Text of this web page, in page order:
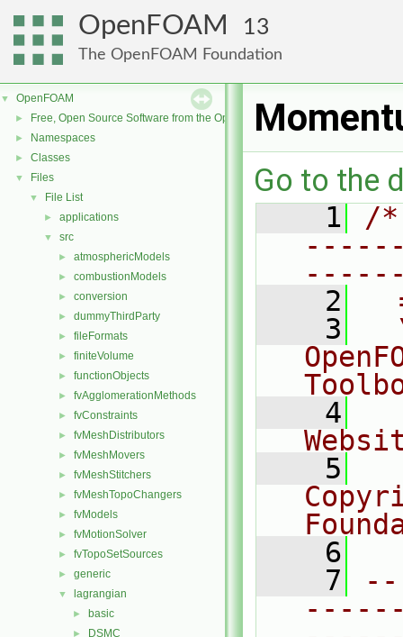
OpenFOAM 13
The OpenFOAM Foundation
▼ OpenFOAM
► Free, Open Source Software from the OpenFOAM Foundation
► Namespaces
► Classes
▼ Files
▼ File List
► applications
▼ src
► atmosphericModels
► combustionModels
► conversion
► dummyThirdParty
► fileFormats
► finiteVolume
► functionObjects
► fvAgglomerationMethods
► fvConstraints
► fvMeshDistributors
► fvMeshMovers
► fvMeshStitchers
► fvMeshTopoChangers
► fvModels
► fvMotionSolver
► fvTopoSetSources
► generic
▼ lagrangian
► basic
► DSMC
Go to the
    1
/
    2
    3
    4
    5
    6
    7